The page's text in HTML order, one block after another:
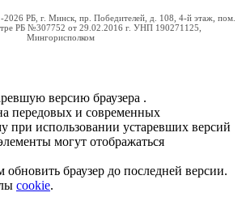
РБ, г. Минск, пр. Победителей, д. 108, 4-й этаж, пом.
РБ №307752 от 29.02.2016 г. УНП 190271125,
Мингорисполком
версию браузера .
передовых и современных
при использовании устаревших версий
могут отображаться
браузер до последней версии.
cookie.